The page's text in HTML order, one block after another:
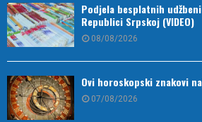
Podjela besplatnih
Republici Srpskoj (VIDEO)
08/08/2026
Ovi horoskopski znakovi
07/08/2026